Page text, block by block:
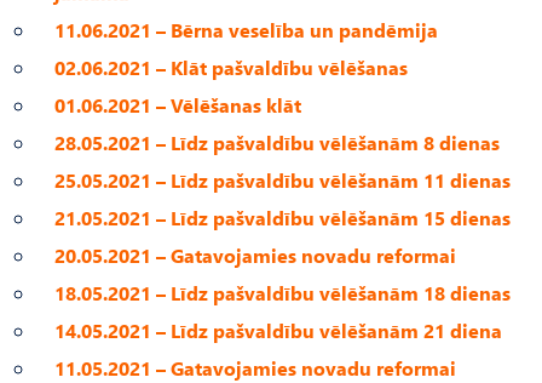
11.06.2021 – Bērna veselība un pandēmija
02.06.2021 – Klāt pašvaldību vēlēšanas
01.06.2021 – Vēlēšanas klāt
28.05.2021 – Līdz pašvaldību vēlēšanām 8 dienas
25.05.2021 – Līdz pašvaldību vēlēšanām 11 dienas
21.05.2021 – Līdz pašvaldību vēlēšanām 15 dienas
20.05.2021 – Gatavojamies novadu reformai
18.05.2021 – Līdz pašvaldību vēlēšanām 18 dienas
14.05.2021 – Līdz pašvaldību vēlēšanām 21 diena
11.05.2021 – Gatavojamies novadu reformai